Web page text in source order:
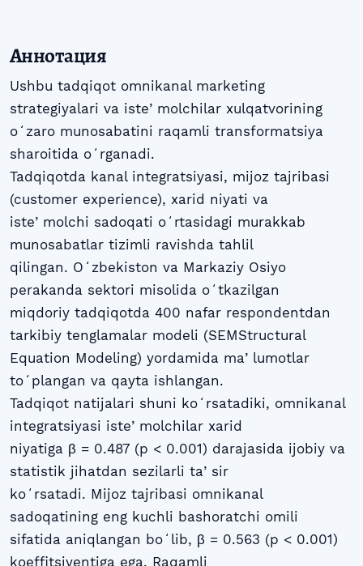
Аннотация
Ushbu tadqiqot omnikanal marketing
strategiyalari va isteʼmolchilar xulqatvorining
oʻzaro munosabatini raqamli transformatsiya
sharoitida oʻrganadi.
Tadqiqotda kanal integratsiyasi, mijoz tajribasi
(customer experience), xarid niyati va
isteʼmolchi sadoqati oʻrtasidagi murakkab
munosabatlar tizimli ravishda tahlil
qilingan. Oʻzbekiston va Markaziy Osiyo
perakanda sektori misolida oʻtkazilgan
miqdoriy tadqiqotda 400 nafar respondentdan
tarkibiy tenglamalar modeli (SEMStructural
Equation Modeling) yordamida maʼlumotlar
toʻplangan va qayta ishlangan.
Tadqiqot natijalari shuni koʻrsatadiki, omnikanal
integratsiyasi isteʼmolchilar xarid
niyatiga β = 0.487 (p < 0.001) darajasida ijobiy va
statistik jihatdan sezilarli taʼsir
koʻrsatadi. Mijoz tajribasi omnikanal
sadoqatining eng kuchli bashoratchi omili
sifatida aniqlangan boʻlib, β = 0.563 (p < 0.001)
koeffitsiyentiga ega. Raqamli